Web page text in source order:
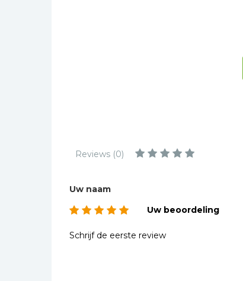
Toeristische kaarten en
gidsen
Reviews (0)
Uw naam
Uw beoordeling
Schrijf de eerste review